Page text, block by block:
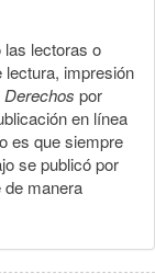
las lectoras o
lectura, impresión
por
en línea
es que siempre
se publicó por
manera